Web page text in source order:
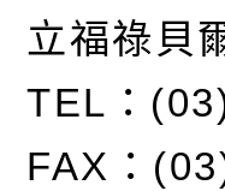
立福祿貝
TEL：
FAX：